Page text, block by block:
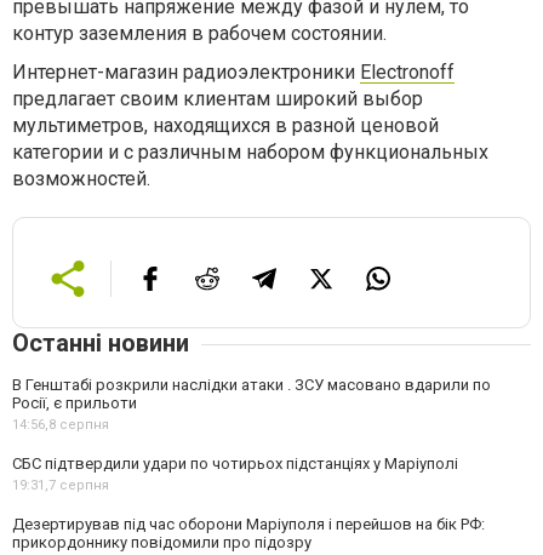
превышать напряжение между фазой и нулем, то
контур заземления в рабочем состоянии.
Интернет-магазин радиоэлектроники Electronoff
предлагает своим клиентам широкий выбор
мультиметров, находящихся в разной ценовой
категории и с различным набором функциональных
возможностей.
Останні новини
В Генштабі розкрили наслідки атаки . ЗСУ масовано вдарили по
Росії, є прильоти
14:56,8 серпня
СБС підтвердили удари по чотирьох підстанціях у Маріуполі
19:31,7 серпня
Дезертирував під час оборони Маріуполя і перейшов на бік РФ:
прикордоннику повідомили про підозру